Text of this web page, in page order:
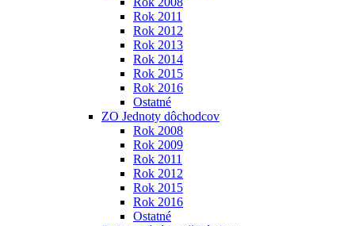
Rok 2011
Rok 2012
Rok 2013
Rok 2014
Rok 2015
Rok 2016
Ostatné
ZO Jednoty dôchodcov
Rok 2008
Rok 2009
Rok 2011
Rok 2012
Rok 2015
Rok 2016
Ostatné